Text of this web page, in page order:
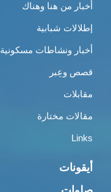
أخبار من هنا وهناك
إطلالات شبابية
أخبار ونشاطات مسكونية
قصص وعِبر
مقابلات
مقالات مختارة
Links
أيقونات